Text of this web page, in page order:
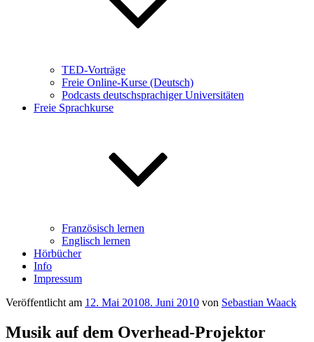
TED-Vorträge
Freie Online-Kurse (Deutsch)
Podcasts deutschsprachiger Universitäten
Freie Sprachkurse
Französisch lernen
Englisch lernen
Hörbücher
Info
Impressum
Veröffentlicht am 12. Mai 20108. Juni 2010 von Sebastian Waack
Musik auf dem Overhead-Projektor